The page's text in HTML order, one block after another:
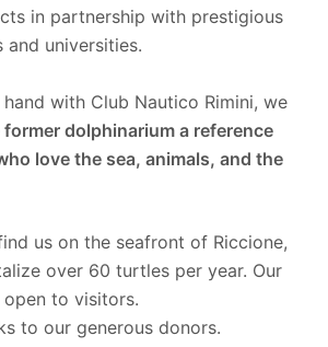
in partnership with prestigious
and universities.
with Club Nautico Rimini, we
former dolphinarium a reference
love the sea, animals, and the
us on the seafront of Riccione,
over 60 turtles per year. Our
to visitors.
to our generous donors.